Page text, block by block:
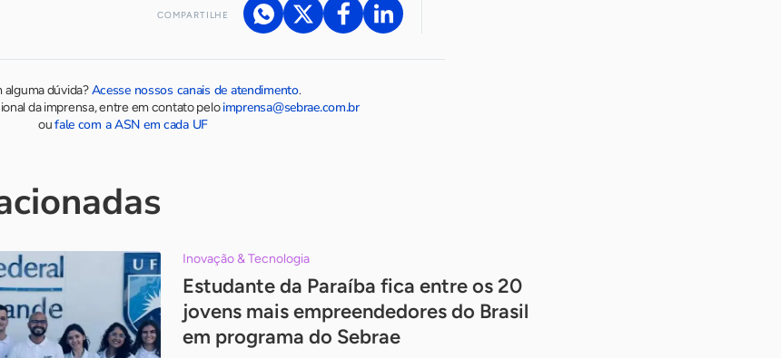
COMPARTILHE
alguma dúvida?Acesse nossos canais de atendimento.
da imprensa, entre em contato peloimprensa@sebrae.com.br
oufale com a ASN em cada UF
Inovação & Tecnologia
Estudante da Paraíba fica entre os 20
jovens mais empreendedores do Brasil
em programa do Sebrae